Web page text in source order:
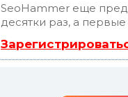
SeoHammer еще
десятки раз, а